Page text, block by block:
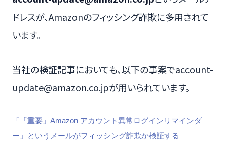
ドレスが、Amazonのフィッシング詐欺に多用されて
います。
当社の検証記事においても、以下の事案でaccount-
update@amazon.co.jpが用いられています。
「「重要」Аmazon アカウント異常ログインリマインダ
ー」というメールがフィッシング詐欺か検証する